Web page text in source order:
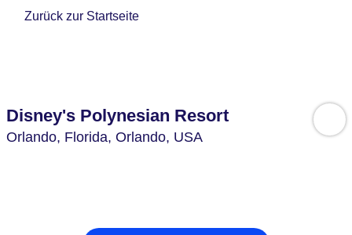
Zurück zur Startseite
Disney's Polynesian Resort
Orlando, Florida, Orlando, USA